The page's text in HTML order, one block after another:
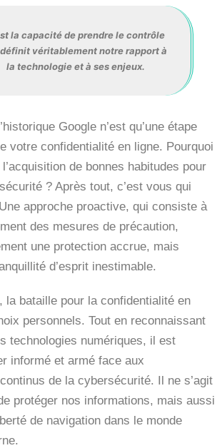
la capacité de prendre le contrôle
véritablement notre rapport à
la technologie et à ses enjeux.
Google n’est qu’une étape
votre confidentialité en ligne. Pourquoi
de bonnes habitudes pour
? Après tout, c’est vous qui
approche proactive, qui consiste à
des mesures de précaution,
une protection accrue, mais
d’esprit inestimable.
la bataille pour la confidentialité en
personnels. Tout en reconnaissant
technologies numériques, il est
informé et armé face aux
de la cybersécurité. Il ne s’agit
protéger nos informations, mais aussi
de navigation dans le monde